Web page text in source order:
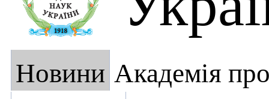
Новини Академія